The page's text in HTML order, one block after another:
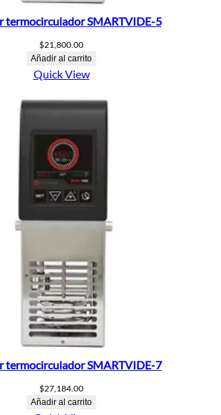
termocirculador SMARTVIDE-5
$21,800.00
Añadir al carrito
Quick View
termocirculador SMARTVIDE-7
$27,184.00
Añadir al carrito